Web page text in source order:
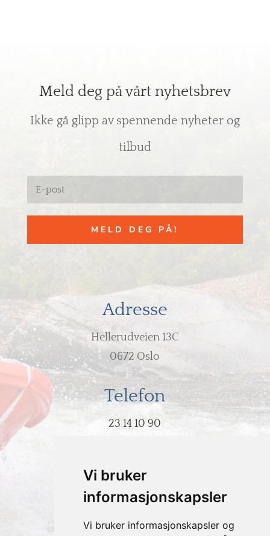
Vi bruker
informasjonskapsler
Vi bruker informasjonskapsler og
Meld deg på vårt nyhetsbrev
Ikke gå glipp av spennende nyheter og
tilbud
MELD DEG PÅ!
Adresse
Hellerudveien 13C
0672 Oslo
Telefon
23 14 10 90
post@hodeovervann.no